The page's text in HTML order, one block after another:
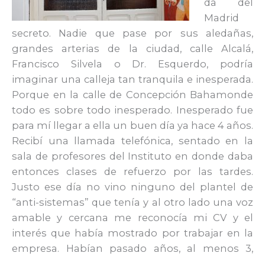
da del
Madrid
secreto. Nadie que pase por sus aledañas,
grandes arterias de la ciudad, calle Alcalá,
Francisco Silvela o Dr. Esquerdo, podría
imaginar una calleja tan tranquila e inesperada.
Porque en la calle de Concepción Bahamonde
todo es sobre todo inesperado. Inesperado fue
para mí llegar a ella un buen día ya hace 4 años.
Recibí una llamada telefónica, sentado en la
sala de profesores del Instituto en donde daba
entonces clases de refuerzo por las tardes.
Justo ese día no vino ninguno del plantel de
“anti-sistemas” que tenía y al otro lado una voz
amable y cercana me reconocía mi CV y el
interés que había mostrado por trabajar en la
empresa. Habían pasado años, al menos 3,